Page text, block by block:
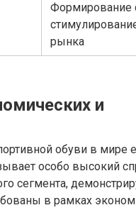
Формирование
рынка
и
обуви в мире
особо высокий
сегмента,
в рамках